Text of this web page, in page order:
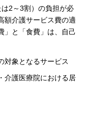
2～3割）の負担が必
額介護サービス費の適
」と「食費」は、自己
対象となるサービス
介護医療院における居